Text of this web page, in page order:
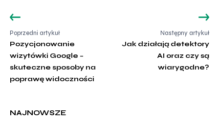
Pozycjonowanie
wizytówki Google –
skuteczne sposoby na
poprawę widoczności
Jak działają detektory
AI oraz czy są
wiarygodne?
NAJNOWSZE